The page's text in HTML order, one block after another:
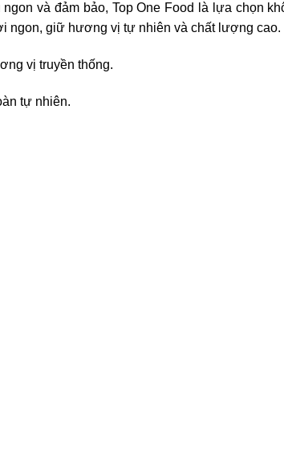
và đảm bảo, Top One Food là lựa chọn
ngon, giữ hương vị tự nhiên và chất lượng cao.
vị truyền thống.
tự nhiên.